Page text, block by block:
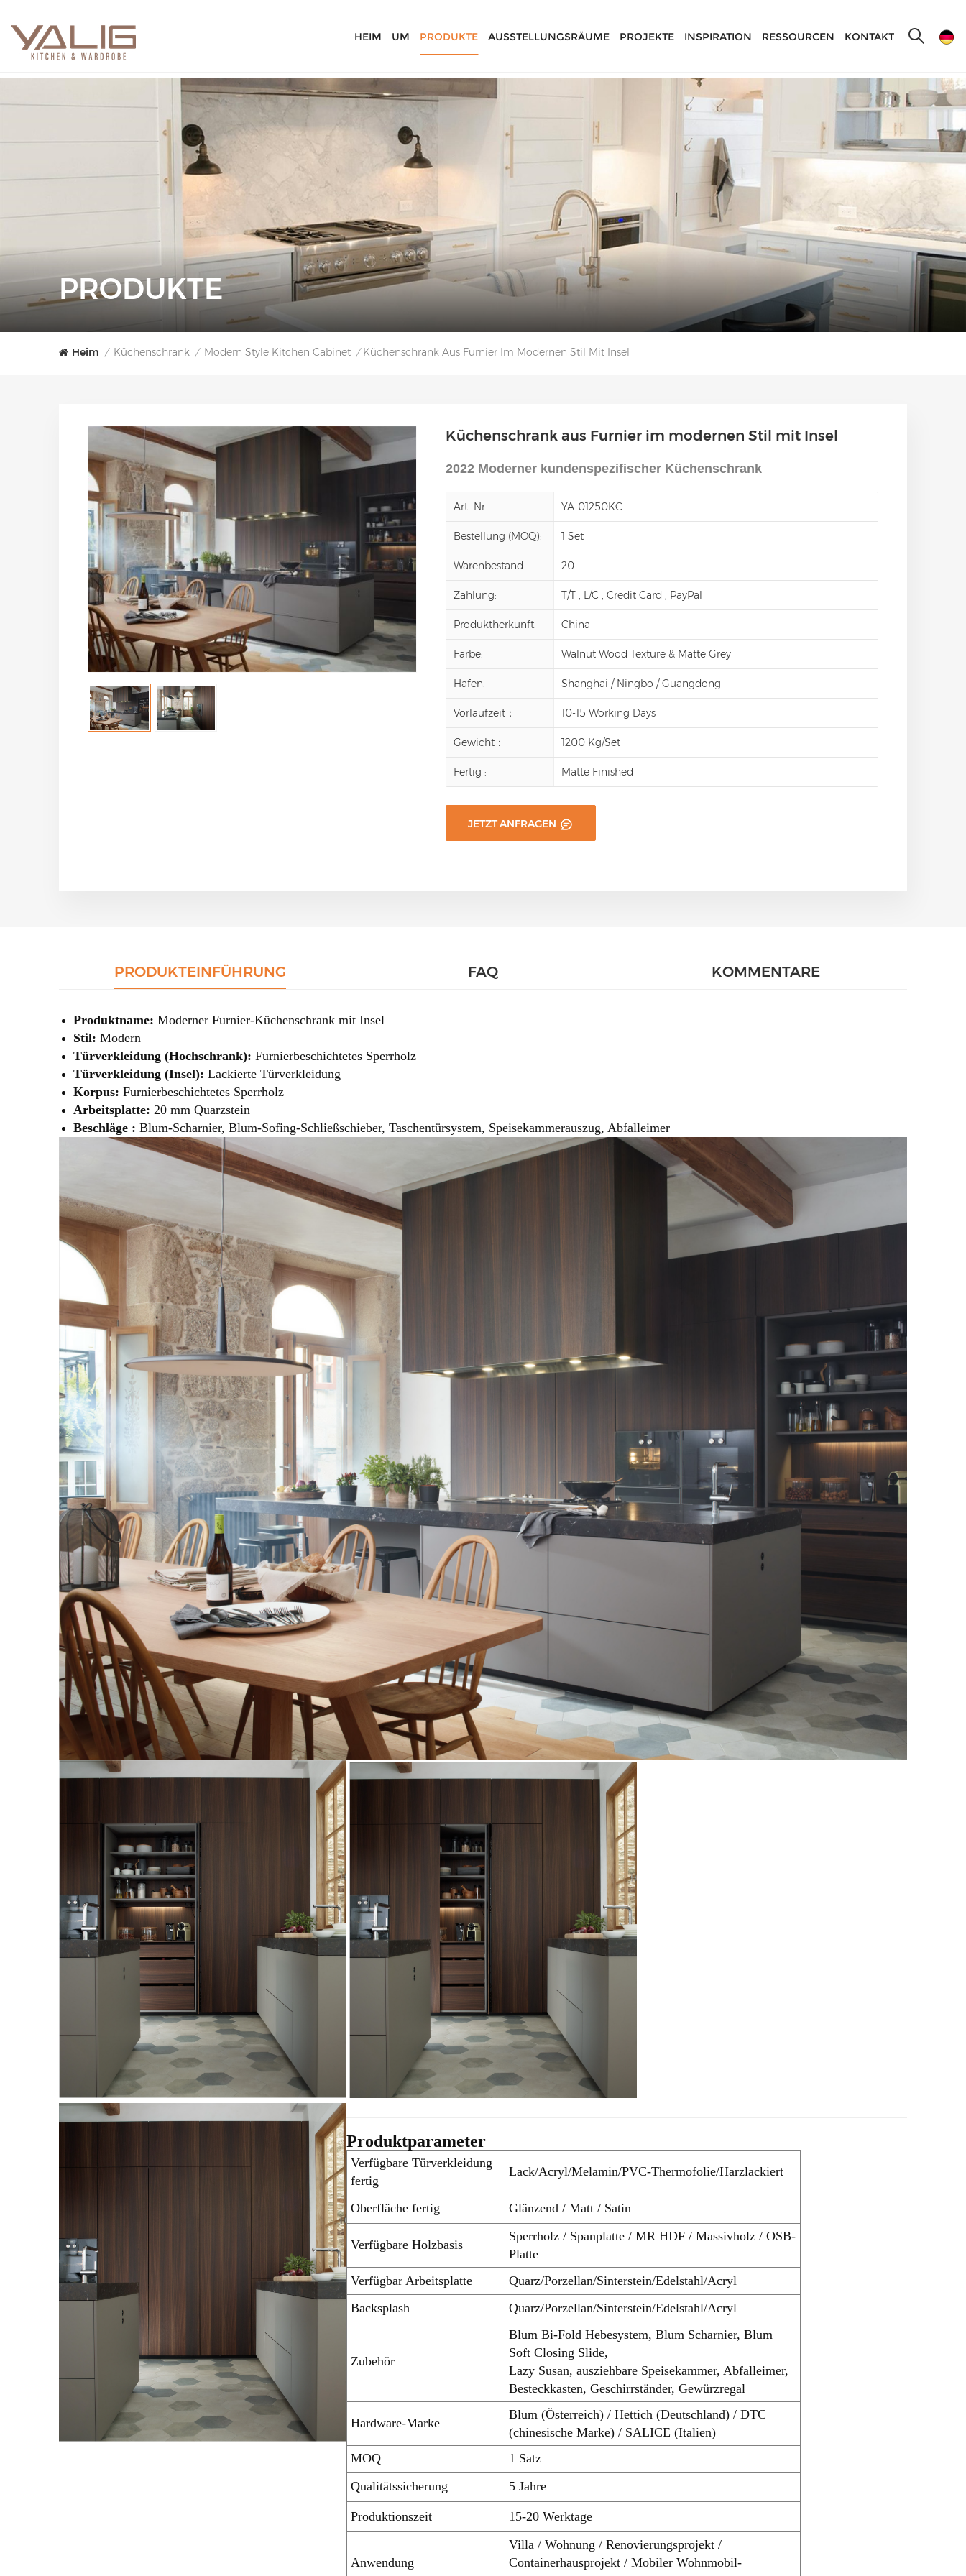
HEIM UM PRODUKTE AUSSTELLUNGSRÄUME PROJEKTE INSPIRATION RESSOURCEN KONTAKT
PRODUKTE
Heim / Küchenschrank / Modern Style Kitchen Cabinet / Küchenschrank Aus Furnier Im Modernen Stil Mit Insel
Küchenschrank aus Furnier im modernen Stil mit Insel
2022 Moderner kundenspezifischer Küchenschrank
Art.-Nr.: YA-01250KC
Bestellung (MOQ): 1 Set
Warenbestand: 20
Zahlung: T/T , L/C , Credit Card , PayPal
Produktherkunft: China
Farbe: Walnut Wood Texture & Matte Grey
Hafen: Shanghai / Ningbo / Guangdong
Vorlaufzeit： 10-15 Working Days
Gewicht： 1200 Kg/Set
Fertig : Matte Finished
JETZT ANFRAGEN
PRODUKTEINFÜHRUNG FAQ KOMMENTARE
Produktname: Moderner Furnier-Küchenschrank mit Insel
Stil: Modern
Türverkleidung (Hochschrank): Furnierbeschichtetes Sperrholz
Türverkleidung (Insel): Lackierte Türverkleidung
Korpus: Furnierbeschichtetes Sperrholz
Arbeitsplatte: 20 mm Quarzstein
Beschläge : Blum-Scharnier, Blum-Sofing-Schließschieber, Taschentürsystem, Speisekammerauszug, Abfalleimer
Produktparameter
Verfügbare Türverkleidung
fertig
Lack/Acryl/Melamin/PVC-Thermofolie/Harzlackiert
Oberfläche fertig Glänzend / Matt / Satin
Verfügbare Holzbasis
Sperrholz / Spanplatte / MR HDF / Massivholz / OSB-
Platte
Verfügbar Arbeitsplatte
Quarz/Porzellan/Sinterstein/Edelstahl/Acryl
Backsplash
Quarz/Porzellan/Sinterstein/Edelstahl/Acryl
Zubehör
Blum Bi-Fold Hebesystem, Blum Scharnier, Blum
Soft Closing Slide,
Lazy Susan, ausziehbare Speisekammer, Abfalleimer,
Besteckkasten, Geschirrständer, Gewürzregal
Hardware-Marke
Blum (Österreich) / Hettich (Deutschland) / DTC
(chinesische Marke) / SALICE (Italien)
MOQ
1 Satz
Qualitätssicherung
5 Jahre
Produktionszeit 15-20 Werktage
Anwendung
Villa / Wohnung / Renovierungsprojekt /
Containerhausprojekt / Mobiler Wohnmobil-